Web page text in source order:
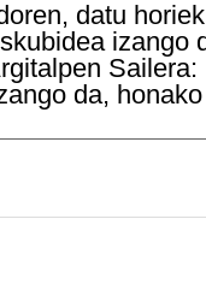
datu
da,